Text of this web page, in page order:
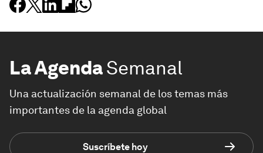
La AgendaSemanal
Una actualización semanal de los temas más
importantes de la agenda global
Suscríbete hoy